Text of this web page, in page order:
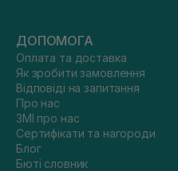
ДОПОМОГА
Оплата та доставка
Як зробити замовлення
Відповіді на запитання
Про нас
ЗМІ про нас
Сертифікати та нагороди
Блог
Бюті словник